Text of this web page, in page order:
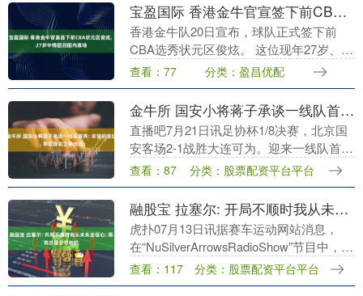
宝盈国际 香港金牛官宣签下前CBA状元区俊炫, 27岁中锋回归国内赛场
香港金牛队20日宣布，球队正式签下前
CBA选秀状元区俊炫。 这位现年27岁、身
高2米07的内线球员，曾征战CBA联赛以
及日本B联赛，拥有丰富的职业比赛经
验。他的....
查看：77 分类：盈昌优配
金牛所 国安小将蒋子承谈一线队首秀: 非常的激动, 争取能在工体出场
直播吧7月21日讯足协杯1/8决赛，北京国
安客场2-1战胜大连可为。迎来一线队首秀
的国安小将蒋子承在赛后接受采访，表示
第一次代表一线队首发出场十分激动，争
取能在....
查看：87 分类：股票配资平台平台
融股宝 拉塞尔: 开局不顺时我从未失去信心, 局势总是会逆转的
虎扑07月13日讯据赛车运动网站消息，
在“NuSilverArrowsRadioShow”节目中，梅
赛德斯车手乔治-拉塞尔坚称，在2026赛季
开局充满挑战的阶段....
查看：117 分类：股票配资平台平台